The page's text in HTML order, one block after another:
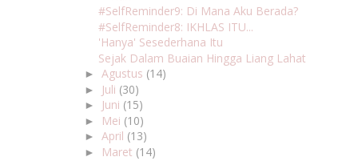
#SelfReminder9: Di Mana Aku Berada?
#SelfReminder8: IKHLAS ITU...
'Hanya' Sesederhana Itu
Sejak Dalam Buaian Hingga Liang Lahat
►Agustus (14)
► Juli (30)
► Juni (15)
► Mei (10)
►April (13)
► Maret (14)